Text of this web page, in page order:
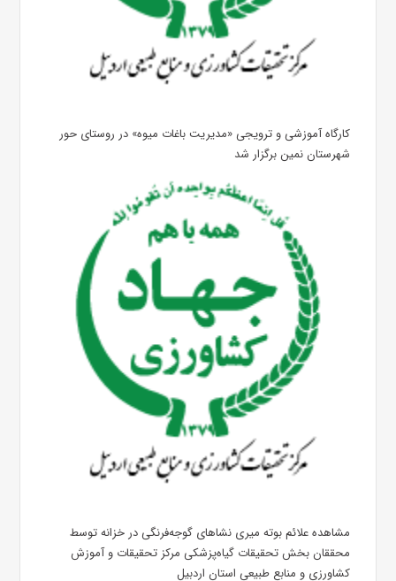
کارگاه آموزشی و ترویجی «مدیریت باغات میوه» در روستای حور
شهرستان نمین برگزار شد
مشاهده علائم بوته میری نشاهای گوجه‌فرنگی در خزانه توسط
محققان بخش تحقیقات گیاه‌پزشکی مرکز تحقیقات و آموزش
کشاورزی و منابع طبیعی استان اردبیل